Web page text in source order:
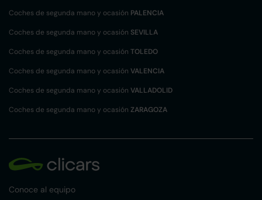
Coches de segunda mano y ocasión PALENCIA
Coches de segunda mano y ocasión SEVILLA
Coches de segunda mano y ocasión TOLEDO
Coches de segunda mano y ocasión VALENCIA
Coches de segunda mano y ocasión VALLADOLID
Coches de segunda mano y ocasión ZARAGOZA
Conoce al equipo